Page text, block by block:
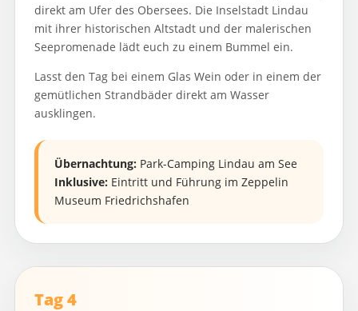
direkt am Ufer des Obersees. Die Inselstadt Lindau
mit ihrer historischen Altstadt und der malerischen
Seepromenade lädt euch zu einem Bummel ein.
Lasst den Tag bei einem Glas Wein oder in einem der
gemütlichen Strandbäder direkt am Wasser
ausklingen.
Übernachtung: Park-Camping Lindau am See
Inklusive: Eintritt und Führung im Zeppelin
Museum Friedrichshafen
Tag 4